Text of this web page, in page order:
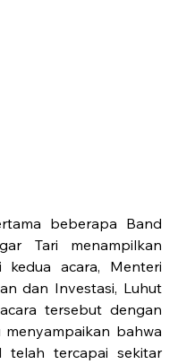
beberapa Band
Tari menampilkan
kedua acara, Menteri
dan Investasi, Luhut
tersebut dengan
bahwa
telah tercapai sekitar